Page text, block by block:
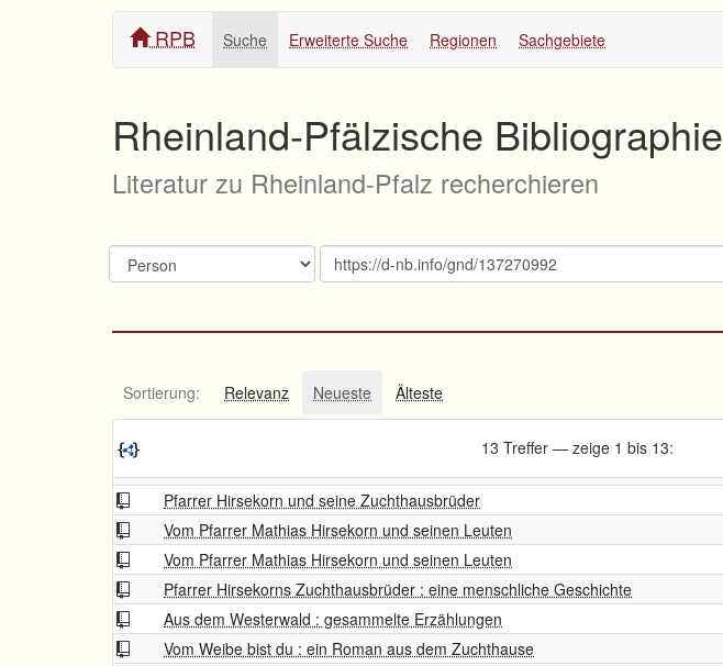
RPB Suche Erweiterte Suche Regionen Sachgebiete
Rheinland-Pfälzische Bibliographie
Literatur zu Rheinland-Pfalz recherchieren
Sortierung: Relevanz Neueste Älteste
13 Treffer — zeige 1 bis 13:
Pfarrer Hirsekorn und seine Zuchthausbrüder
Vom Pfarrer Mathias Hirsekorn und seinen Leuten
Vom Pfarrer Mathias Hirsekorn und seinen Leuten
Pfarrer Hirsekorns Zuchthausbrüder : eine menschliche Geschichte
Aus dem Westerwald : gesammelte Erzählungen
Vom Weibe bist du : ein Roman aus dem Zuchthause